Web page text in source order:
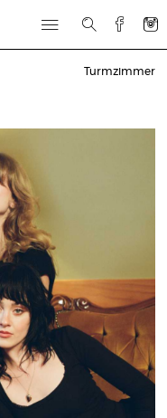
Turmzimmer